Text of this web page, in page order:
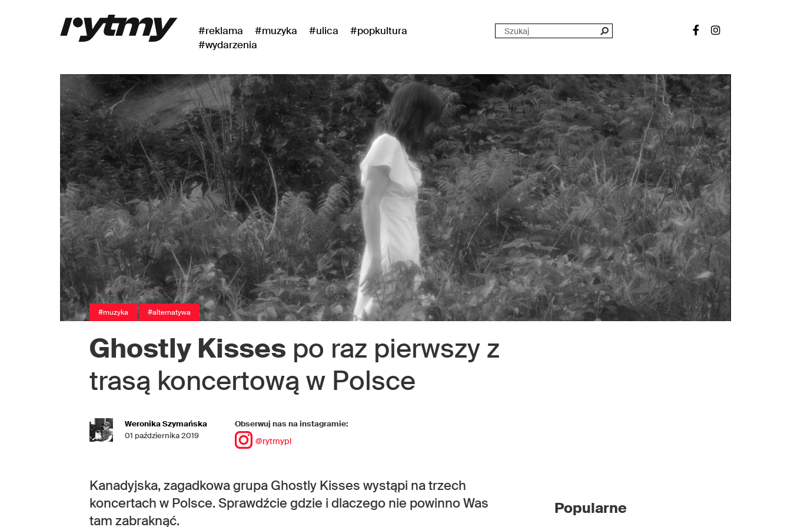
#reklama #muzyka #ulica
#popkultura
#wydarzenia
#muzyka #alternatywa
Ghostly Kisses po raz pierwszy z
trasą koncertową w Polsce
Weronika Szymańska
01 października 2019
Obserwuj nas na instagramie:
@rytmypl
Kanadyjska, zagadkowa grupa Ghostly Kisses wystąpi na trzech
koncertach w Polsce. Sprawdźcie gdzie i dlaczego nie powinno Was
tam zabraknąć.
Popularne